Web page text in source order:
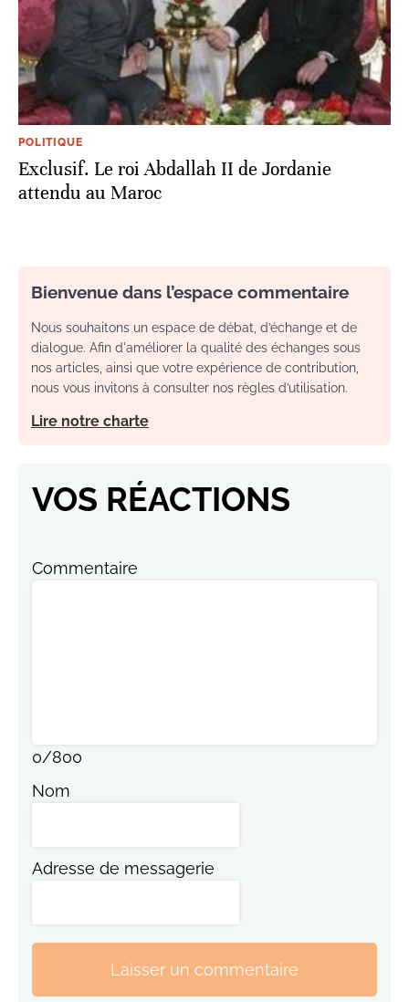
POLITIQUE
Exclusif. Le roi Abdallah II de Jordanie
attendu au Maroc
Bienvenue dans l’espace commentaire
Nous souhaitons un espace de débat, d’échange et de
dialogue. Afin d'améliorer la qualité des échanges sous
nos articles, ainsi que votre expérience de contribution,
nous vous invitons à consulter nos règles d’utilisation.
Lire notre charte
VOS RÉACTIONS
Commentaire
0/800
Nom
Adresse de messagerie
Laisser un commentaire